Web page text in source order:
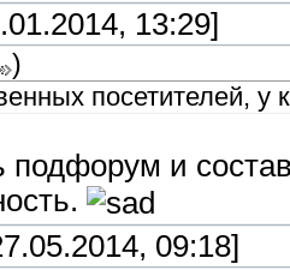
13:29]
)
посетителей, у
подфорум и
09:18]